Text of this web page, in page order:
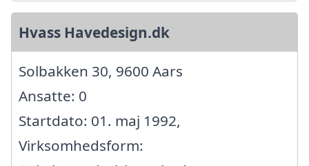
Hvass Havedesign.dk
Solbakken 30, 9600 Aars
Ansatte: 0
Startdato: 01. maj 1992,
Virksomhedsform: